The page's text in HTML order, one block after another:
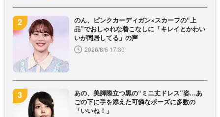
のん、ピンクカーディガン×スカーフの“上
品”でおしゃれな着こなしに「キレイとかわい
いが同居してる」の声
2026/8/6 17:30
あの、美脚際立つ黒の“ミニ丈ドレス”姿…あ
ごの下に手を添えた可憐なポーズに多数の
「いいね！」